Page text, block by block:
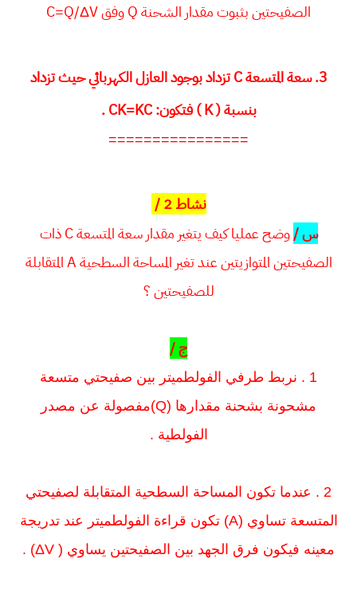
الصفيحتين بثبوت مقدار الشحنة Q وفق C=Q/ΔV
3. سعة المتسعة C تزداد بوجود العازل الكهربائي حيث تزداد
بنسبة ( K ) فتكون: CK=KC .
================
نشاط 2 /
س /
وضح عمليا كيف يتغير مقدار سعة المتسعة C ذات
الصفيحتين المتوازيتين عند تغير المساحة السطحية A المتقابلة
للصفيحتين ؟
ج /
1 . نربط طرفي الفولطميتر بين صفيحتي متسعة
مشحونة بشحنة مقدارها (Q)مفصولة عن مصدر
الفولطية .
2 . عندما تكون المساحة السطحية المتقابلة لصفيحتي
المتسعة تساوي (A) تكون قراءة الفولطميتر عند تدريجة
معينه فيكون فرق الجهد بين الصفيحتين يساوي ( ΔV) .